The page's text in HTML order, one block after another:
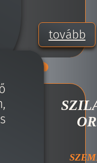
tovább